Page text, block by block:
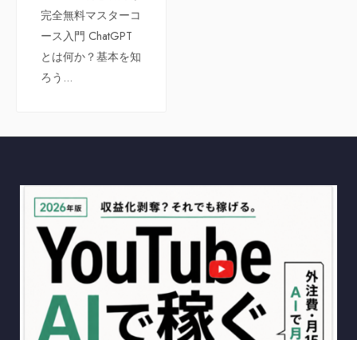
完全無料マスターコ
ース入門 ChatGPT
とは何か？基本を知
ろう ...